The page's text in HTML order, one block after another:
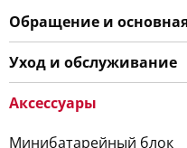
Обращение и
Уход и обслуживание
Аксессуары
Минибатарейный блок